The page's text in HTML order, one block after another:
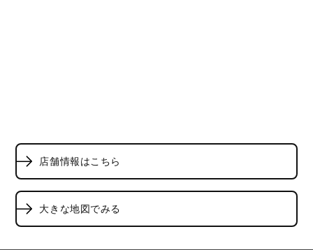
店舗情報はこちら
大きな地図でみる